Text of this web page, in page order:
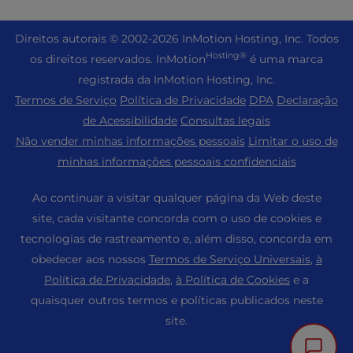
Revenda de hospedagem
Revenda de VPS
WordPress Criador de sites
Joomla Hospedagem
Laravel Hospedagem
Hospedagem Linux
Magento Hospedagem
Hospedagem de servidor do Minecraft
Hospedagem PHP
PrestaShop Hospedagem
Hospedagem Ubuntu
WooCommerce
+44 2045 763722
Suporte Premier
Centro de suporte
Suporte à comunidade
Soluções InMotion
Hospedagem gerenciada
Migrações de sites
Sobre nós
Locais do data center
Data center de Los Angeles
Centro de dados de Ashburn
Imprensa
Blog
Programa de afiliados
Programa de Parceria para Agências
Indique um amigo
Direitos autorais © 2002-2026 InMotion Hosting, Inc. Todos
os direitos reservados. InMotionHosting® é uma marca
registrada da InMotion Hosting, Inc.
Termos de Serviço Política de Privacidade DPA Declaração
de Acessibilidade Consultas legais
Não vender minhas informações pessoais Limitar o uso de
minhas informações pessoais confidenciais
Ao continuar a visitar qualquer página da Web deste
site, cada visitante concorda com o uso de cookies e
tecnologias de rastreamento e, além disso, concorda em
obedecer aos nossos Termos de Serviço Universais, à
Política de Privacidade, à Política de Cookies e a
quaisquer outros termos e políticas publicados neste
site.